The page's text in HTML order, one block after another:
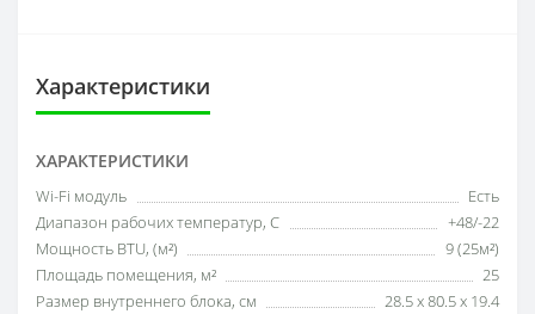
Характеристики
ХАРАКТЕРИСТИКИ
Wi-Fi модуль
Есть
Диапазон рабочих температур, С
+48/-22
Мощность BTU, (м²)
9 (25м²)
Площадь помещения, м²
25
Размер внутреннего блока, см
28.5 x 80.5 x 19.4